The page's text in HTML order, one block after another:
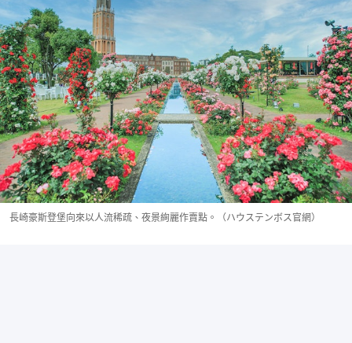
長崎豪斯登堡向來以人流稀疏、夜景絢麗作賣點。（ハウステンボス官網）